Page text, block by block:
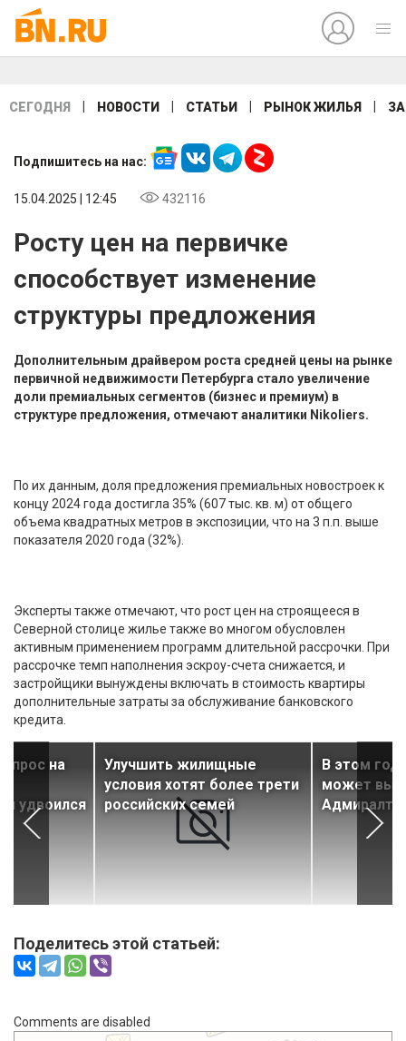
СЕГОДНЯ НОВОСТИ СТАТЬИ РЫНОК ЖИЛЬЯ
Подпишитесь на нас:
15.04.2025 | 12:45 432116
Росту цен на первичке
способствует изменение
структуры предложения
Дополнительным драйвером роста средней цены на рынке
первичной недвижимости Петербурга стало увеличение
доли премиальных сегментов (бизнес и премиум) в
структуре предложения, отмечают аналитики Nikoliers.
По их данным, доля предложения премиальных новостроек к
концу 2024 года достигла 35% (607 тыс. кв. м) от общего
объема квадратных метров в экспозиции, что на 3 п.п. выше
показателя 2020 года (32%).
Эксперты также отмечают, что рост цен на строящееся в
Северной столице жилье также во многом обусловлен
активным применением программ длительной рассрочки. При
рассрочке темп наполнения эскроу-счета снижается, и
застройщики вынуждены включать в стоимость квартиры
дополнительные затраты за обслуживание банковского
кредита.
на
удвоился
Улучшить жилищные
условия хотят более трети
российских семей
В этом
может
Поделитесь этой статьей:
Comments are disabled